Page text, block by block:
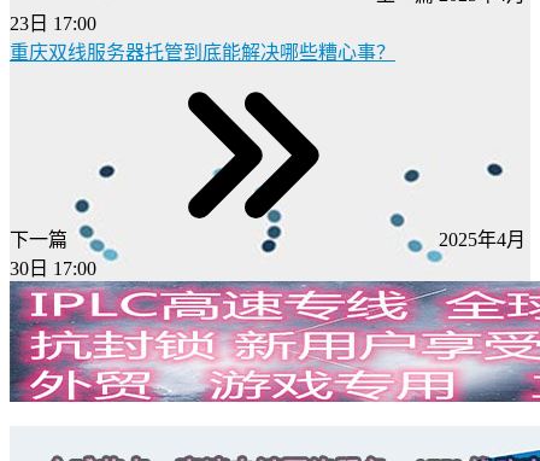
23日 17:00
重庆双线服务器托管到底能解决哪些糟心事？
下一篇
2025年4月
30日 17:00